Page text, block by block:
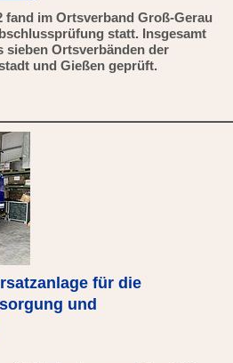
fand im Ortsverband Groß-Gerau
statt. Insgesamt
sieben Ortsverbänden der
und Gießen geprüft.
für die
und